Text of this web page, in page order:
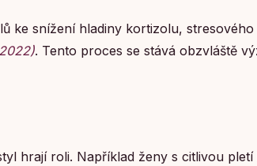
ke snížení hladiny kortizolu,
. Tento proces se stává obzvláště
hrají roli. Například ženy s citlivou